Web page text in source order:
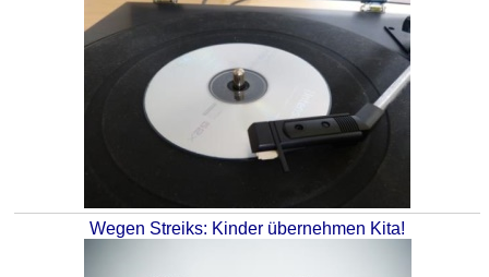
Wegen Streiks: Kinder übernehmen Kita!